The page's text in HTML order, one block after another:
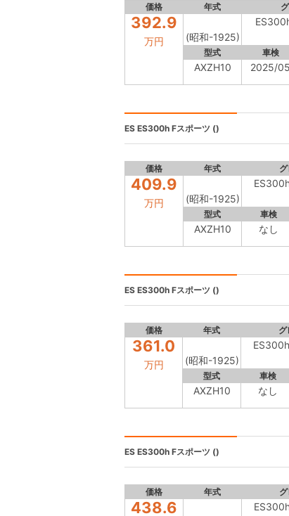
価格 年式
392.9
万円 (昭和-1925)
型式 車検
AXZH10 2025/05
ES ES300h Fスポーツ ()
価格 年式
409.9
万円 (昭和-1925)
型式 車検
AXZH10 なし
ES ES300h Fスポーツ ()
価格 年式 グ
361.0
万円 (昭和-1925)
型式 車検
AXZH10 なし
ES ES300h Fスポーツ ()
価格 年式
438.6